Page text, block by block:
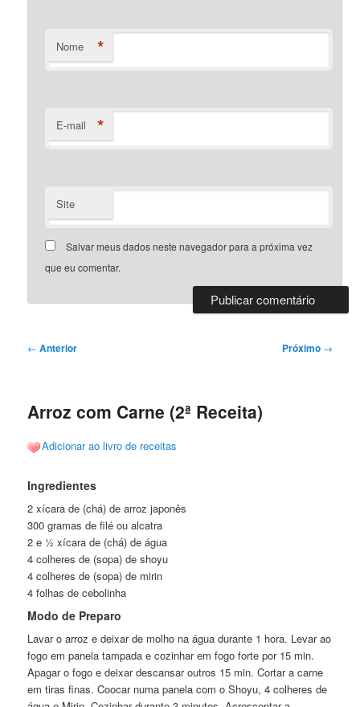
Nome *
E-mail *
Site
Salvar meus dados neste navegador para a próxima vez
que eu comentar.
Navegação
← Anterior Próximo →
Arroz com Carne (2ª Receita)
Adicionar ao livro de receitas
Ingredientes
2 xícara de (chá) de arroz japonês
300 gramas de filé ou alcatra
2 e ½ xícara de (chá) de água
4 colheres de (sopa) de shoyu
4 colheres de (sopa) de mirin
4 folhas de cebolinha
Modo de Preparo
Lavar o arroz e deixar de molho na água durante 1 hora. Levar ao
fogo em panela tampada e cozinhar em fogo forte por 15 min.
Apagar o fogo e deixar descansar outros 15 min. Cortar a carne
em tiras finas. Coocar numa panela com o Shoyu, 4 colheres de